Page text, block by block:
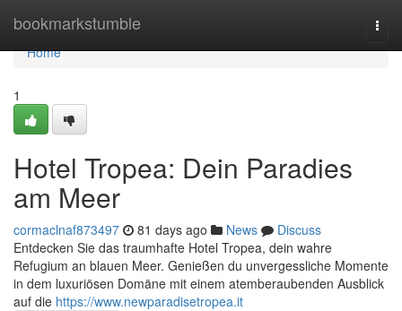
bookmarkstumble
Home
Home
1
Hotel Tropea: Dein Paradies
am Meer
cormaclnaf873497 81 days ago News
Discuss
Entdecken Sie das traumhafte Hotel Tropea, dein wahre
Refugium an blauen Meer. Genießen du unvergessliche Momente
in dem luxuriösen Domäne mit einem atemberaubenden Ausblick
auf die https://www.newparadisetropea.it